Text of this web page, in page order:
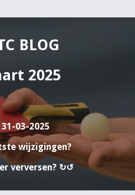
BLOG
2025
31 -03-2025
wijzigingen?
verversen? ↻↺